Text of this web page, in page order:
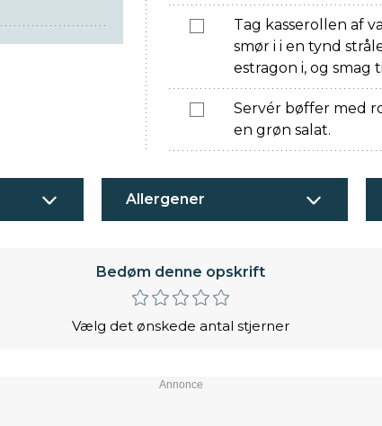
Tag kasserollen af
smør i i en tynd
estragon i, og smag
Servér bøffer med
en grøn salat.
Allergener
Bedøm denne opskrift
Vælg det ønskede antal stjerner